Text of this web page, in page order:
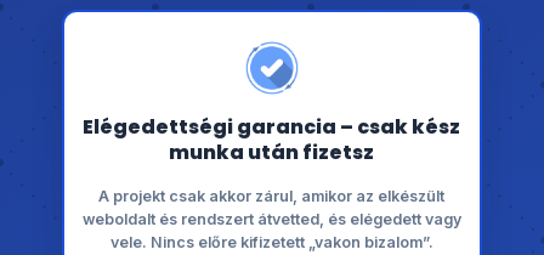
Elégedettségi garancia – csak kész
munka után fizetsz
A projekt csak akkor zárul, amikor az elkészült
weboldalt és rendszert átvetted, és elégedett vagy
vele. Nincs előre kifizetett „vakon bizalom”.